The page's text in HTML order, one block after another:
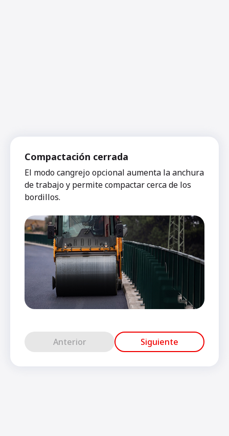
Compactación cerrada
El modo cangrejo opcional aumenta la anchura
de trabajo y permite compactar cerca de los
bordillos.
Anterior Siguiente